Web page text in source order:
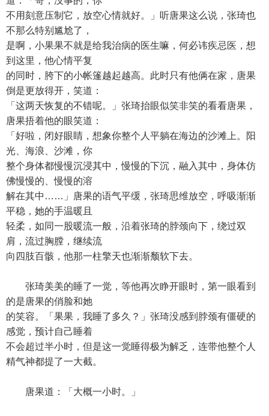
不用刻意压制它，放空心情就好。」听唐果这么说，张琦也
不那么特别尴尬了，
是啊，小果果不就是给我治病的医生嘛，何必讳疾忌医，想
到这里，他心情平复
的同时，胯下的小帐篷越起越高。此时只有他俩在家，唐果
倒是更放得开，笑道：
「这两天恢复的不错呢。」张琦抬眼似笑非笑的看看唐果，
唐果捂着他的眼笑道：
「好啦，闭好眼睛，想象你整个人平躺在海边的沙滩上。阳
光、海浪、沙滩，你
整个身体都慢慢沉浸其中，慢慢的下沉，融入其中，身体仿
佛慢慢的、慢慢的溶
解在其中……」唐果的语气平缓，张琦思维放空，呼吸渐渐
平稳，她的手温暖且
轻柔，如同一股暖流一般，沿着张琦的脖颈向下，绕过双
肩，流过胸膛，继续流
向四肢百骸，他那一柱擎天也渐渐颓软下去。
张琦美美的睡了一觉，等他再次睁开眼时，第一眼看到
的是唐果的俏脸和她
的笑容。「果果，我睡了多久？」张琦没感到脖颈有僵硬的
感觉，预计自己睡着
不会超过半小时，但是这一觉睡得极为解乏，连带他整个人
精气神都提了一大截。
唐果道：「大概一小时。」